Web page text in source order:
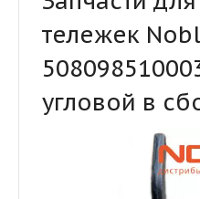
тележек
угловой в